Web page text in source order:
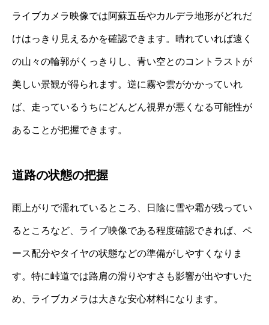
ライブカメラ映像では阿蘇五岳やカルデラ地形がどれだ
けはっきり見えるかを確認できます。晴れていれば遠く
の山々の輪郭がくっきりし、青い空とのコントラストが
美しい景観が得られます。逆に霧や雲がかかっていれ
ば、走っているうちにどんどん視界が悪くなる可能性が
あることが把握できます。
道路の状態の把握
雨上がりで濡れているところ、日陰に雪や霜が残ってい
るところなど、ライブ映像である程度確認できれば、ペ
ース配分やタイヤの状態などの準備がしやすくなりま
す。特に峠道では路肩の滑りやすさも影響が出やすいた
め、ライブカメラは大きな安心材料になります。